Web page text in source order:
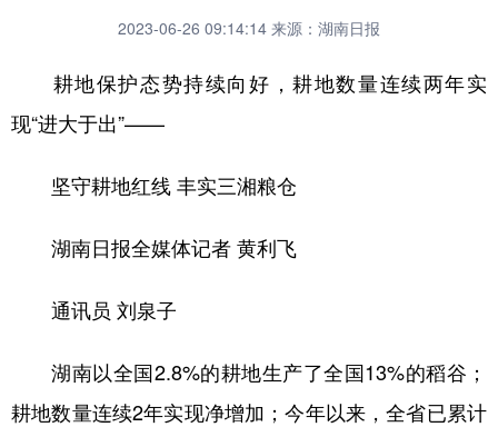
2023-06-26 09:14:14 来源：湖南日报
耕地保护态势持续向好，耕地数量连续两年实
现“进大于出”——
坚守耕地红线 丰实三湘粮仓
湖南日报全媒体记者 黄利飞
通讯员 刘泉子
湖南以全国2.8%的耕地生产了全国13%的稻谷；
耕地数量连续2年实现净增加；今年以来，全省已累计